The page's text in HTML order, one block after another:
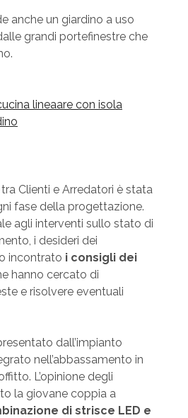
anche un giardino a uso
grandi portefinestre che
Clienti e Arredatori è stata
fase della progettazione.
agli interventi sullo stato di
i desideri dei
incontrato i consigli dei
hanno cercato di
e risolvere eventuali
dall’impianto
nell’abbassamento in
L’opinione degli
la giovane coppia a
di strisce LED e